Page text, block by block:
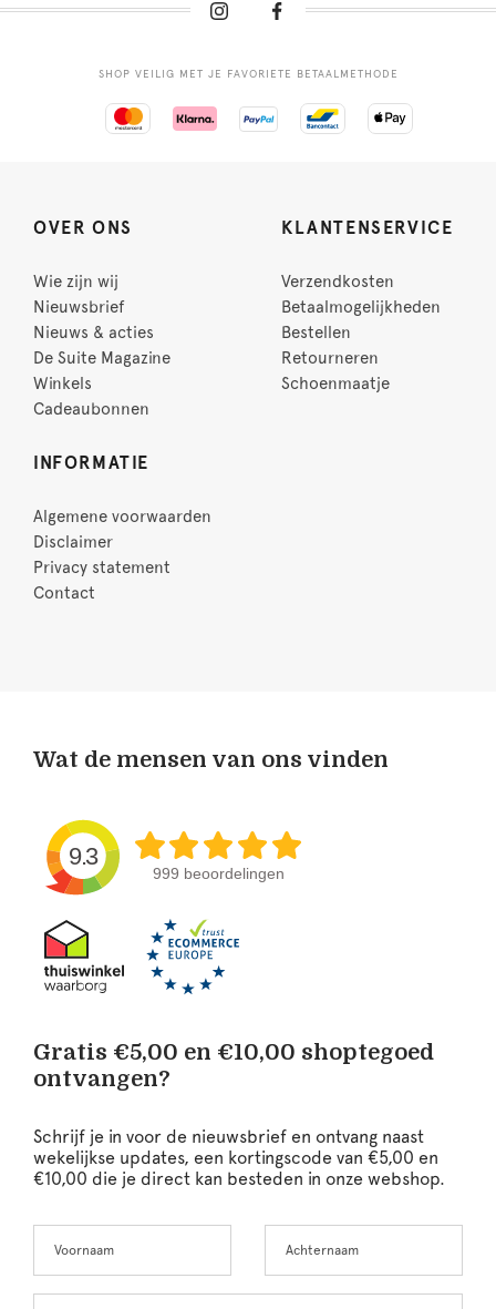
SHOP VEILIG MET JE FAVORIETE BETAALMETHODE
OVER ONS
Wie zijn wij
Nieuwsbrief
Nieuws & acties
De Suite Magazine
Winkels
Cadeaubonnen
KLANTENSERVICE
Verzendkosten
Betaalmogelijkheden
Bestellen
Retourneren
Schoenmaatje
INFORMATIE
Algemene voorwaarden
Disclaimer
Privacy statement
Contact
Wat de mensen van ons vinden
9.3
999 beoordelingen
Gratis €5,00 en €10,00 shoptegoed
ontvangen?
Schrijf je in voor de nieuwsbrief en ontvang naast
wekelijkse updates, een kortingscode van €5,00 en
€10,00 die je direct kan besteden in onze webshop.
this